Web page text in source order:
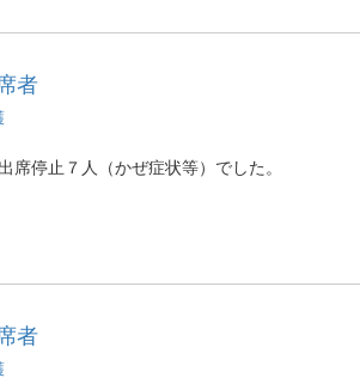
者
席停止７人（かぜ症状等）でした。
者